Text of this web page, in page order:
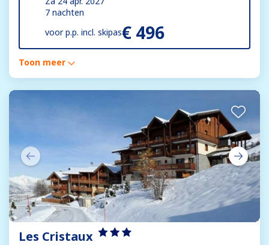
7 nachten
voorp.p. incl. skipas€ 496
Toon meer
Les Cristaux